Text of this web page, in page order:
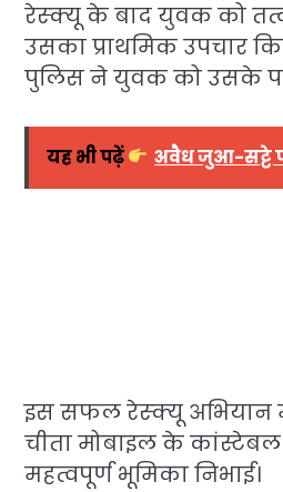
रेस्क्यू के बाद युवक को
उसका प्राथमिक उपचार
पुलिस ने युवक को उसके
यह भी पढ़ें अवैध जुआ-सट्टे
इस सफल रेस्क्यू अभियान में
चीता मोबाइल के
महत्वपूर्ण भूमिका निभाई।